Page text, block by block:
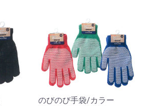
のびのび手袋/カラー